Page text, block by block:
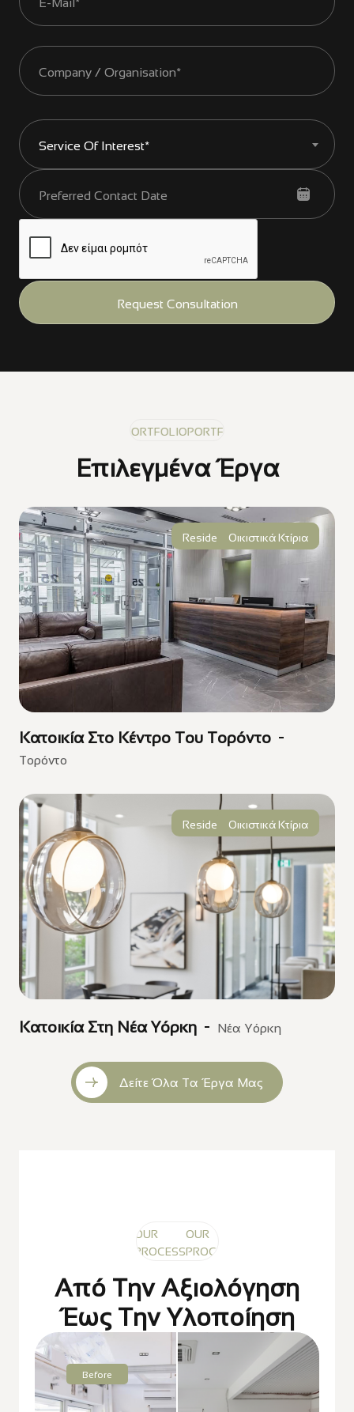
Service Of Interest*
PORTFOLIOPORTFOLIO
Επιλεγμένα Έργα
Residential Development
Οικιστικά Κτίρια
Κατοικία Στο Κέντρο Του Τορόντο
Τορόντο
Residential Development
Οικιστικά Κτίρια
Κατοικία Στη Νέα Υόρκη Νέα Υόρκη
Δείτε Όλα Τα Έργα Μας
OUR
PROCESS
OUR
PROCESS
Από Την Αξιολόγηση
Έως Την Υλοποίηση
Before